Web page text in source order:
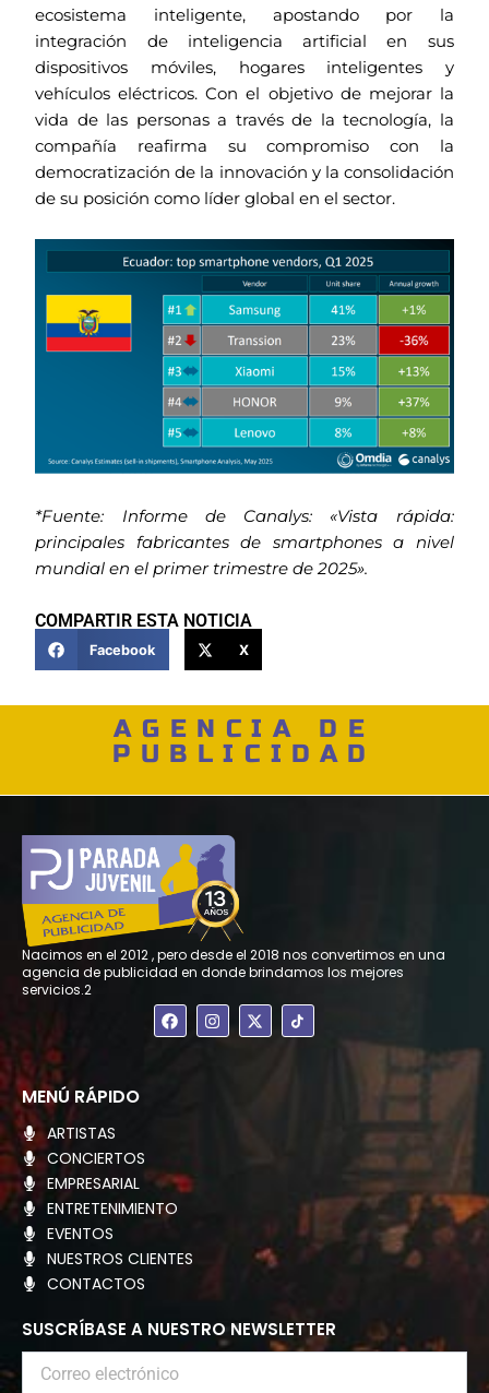
ecosistema inteligente, apostando por la
integración de inteligencia artificial en sus
dispositivos móviles, hogares inteligentes y
vehículos eléctricos. Con el objetivo de mejorar la
vida de las personas a través de la tecnología, la
compañía reafirma su compromiso con la
democratización de la innovación y la consolidación
de su posición como líder global en el sector.
*Fuente: Informe de Canalys: «Vista rápida:
principales fabricantes de smartphones a nivel
mundial en el primer trimestre de 2025».
COMPARTIR ESTA NOTICIA
Facebook X
AGENCIA DE
PUBLICIDAD
Nacimos en el 2012 , pero desde el 2018 nos convertimos en una
agencia de publicidad en donde brindamos los mejores
servicios.2
F
a
c
I
n
s
X
-
t
MENÚ RÁPIDO
ARTISTAS
CONCIERTOS
EMPRESARIAL
ENTRETENIMIENTO
EVENTOS
NUESTROS CLIENTES
CONTACTOS
SUSCRÍBASE A NUESTRO NEWSLETTER
electrónico